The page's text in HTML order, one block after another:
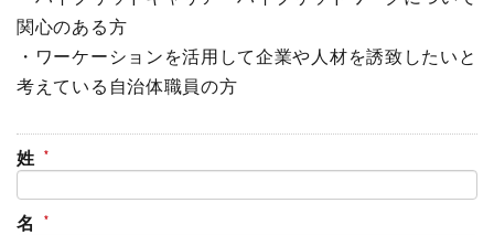
関心のある方
・ワーケーションを活用して企業や人材を誘致したいと
考えている自治体職員の方
姓
名